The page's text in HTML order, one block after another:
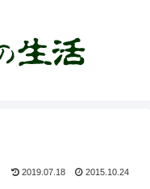
2019.07.18 2015.10.24